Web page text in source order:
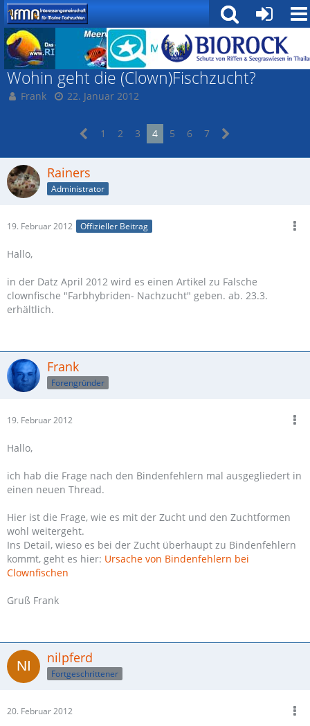
Fische
Wohin geht die (Clown)Fischzucht?
Frank 22. Januar 2012
1 2 3 4 5 6 7
Rainers
Administrator
19. Februar 2012 Offizieller Beitrag
Hallo,
in der Datz April 2012 wird es einen Artikel zu Falsche
clownfische "Farbhybriden- Nachzucht" geben. ab. 23.3.
erhältlich.
Frank
Forengründer
19. Februar 2012
Hallo,
ich hab die Frage nach den Bindenfehlern mal ausgegliedert in
einen neuen Thread.
Hier ist die Frage, wie es mit der Zucht und den Zuchtformen
wohl weitergeht.
Ins Detail, wieso es bei der Zucht überhaupt zu Bindenfehlern
kommt, geht es hier: Ursache von Bindenfehlern bei
Clownfischen
Gruß Frank
nilpferd
Fortgeschrittener
20. Februar 2012